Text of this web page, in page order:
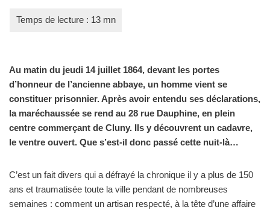
Au matin du jeudi 14 juillet 1864, devant les portes
d’honneur de l’ancienne abbaye, un homme vient se
constituer prisonnier. Après avoir entendu ses déclarations,
la maréchaussée se rend au 28 rue Dauphine, en plein
centre commerçant de Cluny. Ils y découvrent un cadavre,
le ventre ouvert. Que s’est-il donc passé cette nuit-là…
C’est un fait divers qui a défrayé la chronique il y a plus de 150
ans et traumatisée toute la ville pendant de nombreuses
semaines : comment un artisan respecté, à la tête d’une affaire